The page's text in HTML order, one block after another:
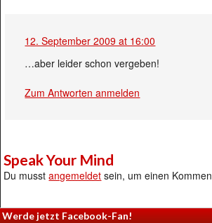
12. September 2009 at 16:00
…aber leider schon vergeben!
Zum Antworten anmelden
Speak Your Mind
Du musstangemeldet sein, um einen
Werde jetzt Facebook-Fan!